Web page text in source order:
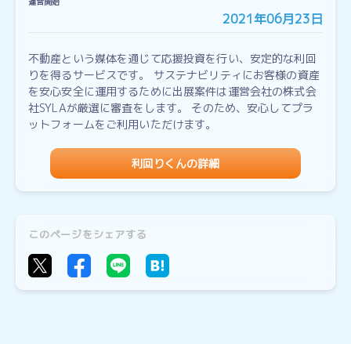
2021年06月23日
不動産という媒体を通じて応援投資を行い、安定的な利回
りを得るサービスです。 サステナビリティにお客様の資産
を安心安全に運用するために出展案件は運営会社の株式会
社SYLAが厳選に審査をします。 そのため、安心してプラ
ットフォームをご利用いただけます。
利回りくんの詳細
このページをシェアする